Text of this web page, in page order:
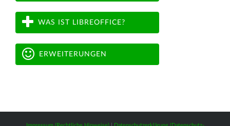
WAS IST LIBREOFFICE?
ERWEITERUNGEN